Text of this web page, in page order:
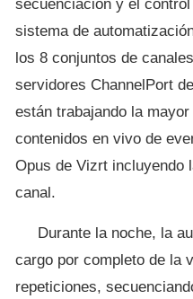
secuenciación y el
sistema de
los 8 conjuntos de
servidores ChannelPort de
están trabajando la
contenidos en vivo de
Opus de Vizrt incluyendo
canal.
Durante la noche, la
cargo por completo de la
repeticiones,